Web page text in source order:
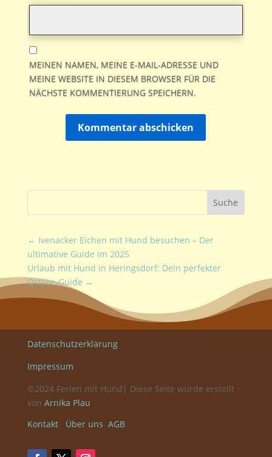
MEINEN NAMEN, MEINE E-MAIL-ADRESSE UND
MEINE WEBSITE IN DIESEM BROWSER FÜR DIE
NÄCHSTE KOMMENTIERUNG SPEICHERN.
Kommentar abschicken
← Ivenacker Eichen mit Hund besuchen – Der
ultimative Guide im 2025
Urlaub mit Hund in Heringsdorf: Dein perfekter
Ostsee-Guide →
Datenschutzerklärung
Impressum
©2024 Ferien mit Hund| Diese Seite wurde erstellt
von Arnika Plau
Kontakt
Über uns AGB